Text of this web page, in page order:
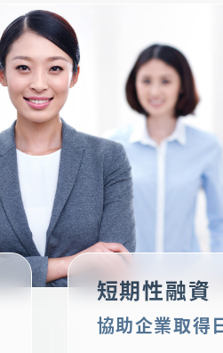
短期性融資
協助企業取得